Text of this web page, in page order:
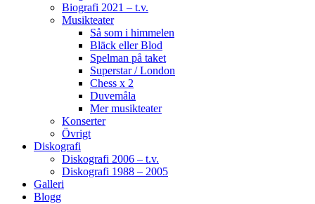
Biografi 2021 – t.v.
Musikteater
Så som i himmelen
Bläck eller Blod
Spelman på taket
Superstar / London
Chess x 2
Duvemåla
Mer musikteater
Konserter
Övrigt
Diskografi
Diskografi 2006 – t.v.
Diskografi 1988 – 2005
Galleri
Blogg